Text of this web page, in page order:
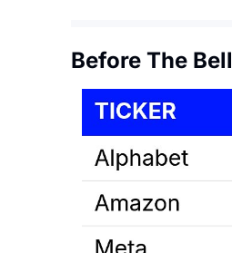
Before The Bell